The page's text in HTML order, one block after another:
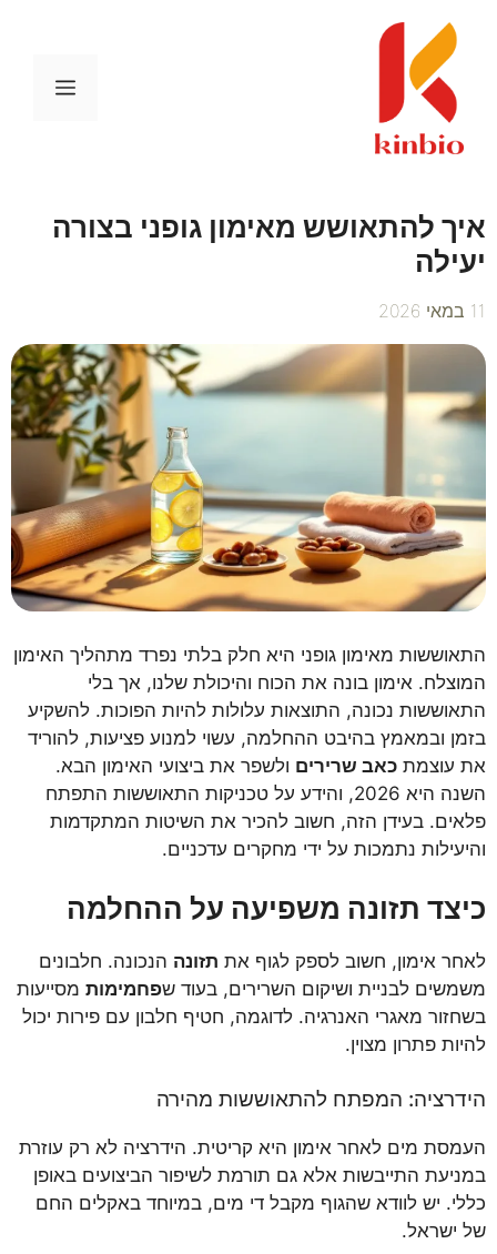
לתוכן
תפריט
איך להתאושש מאימון גופני בצורה
יעילה
11 במאי 2026
התאוששות מאימון גופני היא חלק בלתי נפרד מתהליך האימון
המוצלח. אימון בונה את הכוח והיכולת שלנו, אך בלי
התאוששות נכונה, התוצאות עלולות להיות הפוכות. להשקיע
בזמן ובמאמץ בהיבט ההחלמה, עשוי למנוע פציעות, להוריד
את עוצמת כאב שרירים ולשפר את ביצועי האימון הבא.
השנה היא 2026, והידע על טכניקות התאוששות התפתח
פלאים. בעידן הזה, חשוב להכיר את השיטות המתקדמות
והיעילות נתמכות על ידי מחקרים עדכניים.
כיצד תזונה משפיעה על ההחלמה
לאחר אימון, חשוב לספק לגוף את תזונה הנכונה. חלבונים
משמשים לבניית ושיקום השרירים, בעוד שפחמימות מסייעות
בשחזור מאגרי האנרגיה. לדוגמה, חטיף חלבון עם פירות יכול
להיות פתרון מצוין.
הידרציה: המפתח להתאוששות מהירה
העמסת מים לאחר אימון היא קריטית. הידרציה לא רק עוזרת
במניעת התייבשות אלא גם תורמת לשיפור הביצועים באופן
כללי. יש לוודא שהגוף מקבל די מים, במיוחד באקלים החם
של ישראל.